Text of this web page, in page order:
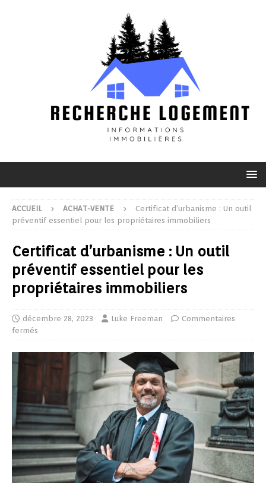
ACCUEIL ACHAT-VENTE
Certificat d’urbanisme : Un outil
préventif essentiel pour les propriétaires immobiliers
Certificat d’urbanisme : Un outil
préventif essentiel pour les
propriétaires immobiliers
décembre 28, 2023 Luke Freeman
Commentaires
fermés